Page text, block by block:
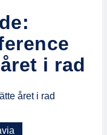
i rad
året i rad